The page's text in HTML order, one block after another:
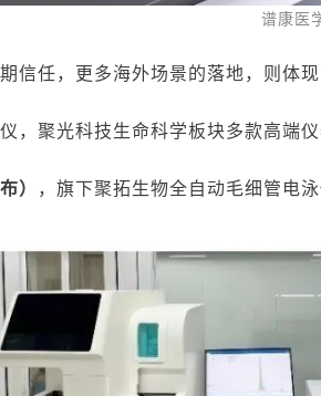
谱康医
信任，更多海外场景的落地，则体
， 聚光科技生命科学板块多款高端
） ，旗下聚拓生物全自动毛细管电